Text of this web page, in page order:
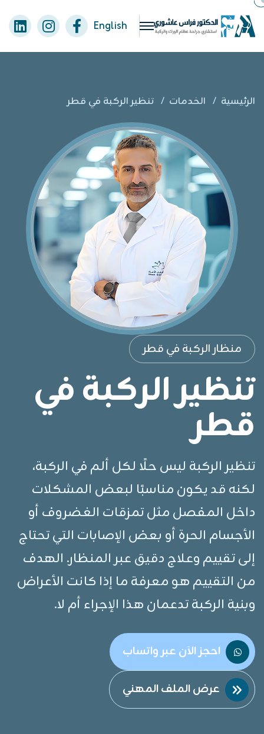
English
الرئيسية / الخدمات / تنظير الركبة في قطر
منظار الركبة في قطر
تنظير الركبة في
قطر
تنظير الركبة ليس حلًا لكل ألم في الركبة،
لكنه قد يكون مناسبًا لبعض المشكلات
داخل المفصل مثل تمزقات الغضروف أو
الأجسام الحرة أو بعض الإصابات التي تحتاج
إلى تقييم وعلاج دقيق عبر المنظار. الهدف
من التقييم هو معرفة ما إذا كانت الأعراض
وبنية الركبة تدعمان هذا الإجراء أم لا.
احجز الآن عبر واتساب
عرض الملف المهني